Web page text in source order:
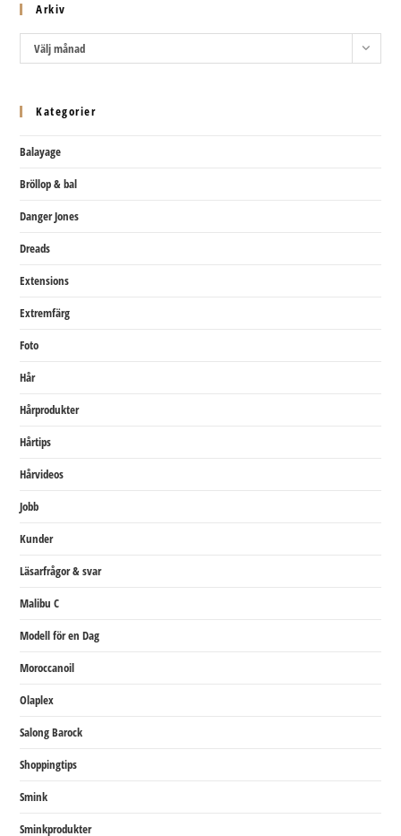
Arkiv
ArkivVälj månad
Kategorier
Balayage
Bröllop & bal
Danger Jones
Dreads
Extensions
Extremfärg
Foto
Hår
Hårprodukter
Hårtips
Hårvideos
Jobb
Kunder
Läsarfrågor & svar
Malibu C
Modell för en Dag
Moroccanoil
Olaplex
Salong Barock
Shoppingtips
Smink
Sminkprodukter